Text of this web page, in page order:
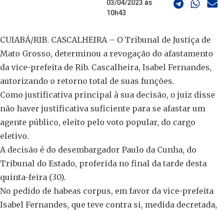
03/04/2023 às
10h43
CUIABÁ/RIB. CASCALHEIRA – O Tribunal de Justiça de
Mato Grosso, determinou a revogação do afastamento
da vice-prefeita de Rib. Cascalheira, Isabel Fernandes,
autorizando o retorno total de suas funções.
Como justificativa principal à sua decisão, o juiz disse
não haver justificativa suficiente para se afastar um
agente público, eleito pelo voto popular, do cargo
eletivo.
A decisão é do desembargador Paulo da Cunha, do
Tribunal do Estado, proferida no final da tarde desta
quinta-feira (30).
No pedido de habeas corpus, em favor da vice-prefeita
Isabel Fernandes, que teve contra si, medida decretada,